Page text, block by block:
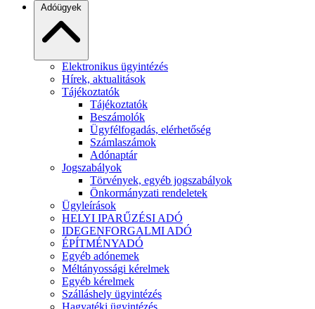
Adóügyek
Elektronikus ügyintézés
Hírek, aktualitások
Tájékoztatók
Tájékoztatók
Beszámolók
Ügyfélfogadás, elérhetőség
Számlaszámok
Adónaptár
Jogszabályok
Törvények, egyéb jogszabályok
Önkormányzati rendeletek
Ügyleírások
HELYI IPARŰZÉSI ADÓ
IDEGENFORGALMI ADÓ
ÉPÍTMÉNYADÓ
Egyéb adónemek
Méltányossági kérelmek
Egyéb kérelmek
Szálláshely ügyintézés
Hagyatéki ügyintézés